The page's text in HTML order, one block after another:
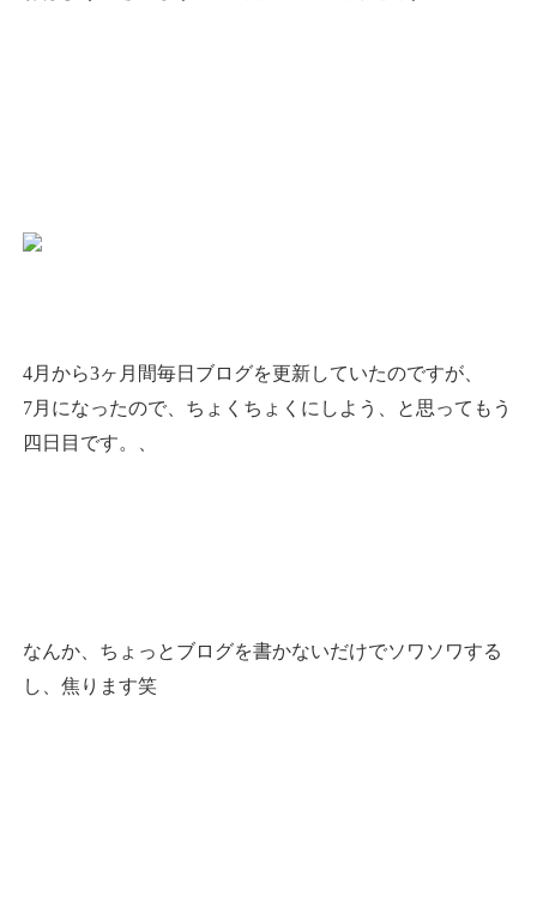
4月から3ヶ月間毎日ブログを更新していたのですが、
7月になったので、ちょくちょくにしよう、と思ってもう
四日目です。、
なんか、ちょっとブログを書かないだけでソワソワする
し、焦ります笑